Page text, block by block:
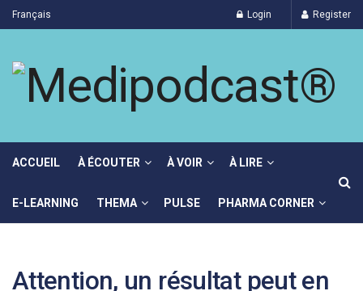
Français Login Register
ACCUEIL À ÉCOUTER À VOIR À LIRE
E-LEARNING THEMA PULSE PHARMA CORNER
Attention, un résultat peut en